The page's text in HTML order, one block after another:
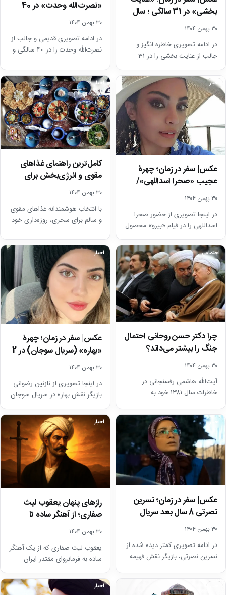
بخشی» در 31 سالگی ؛ سال
55
۳۰ بهمن ۱۴۰۴
در ادامه تصویری خاطره انگیز و
جالب از عنایت بخشی را در 31
سالگی و در نمایی از…
«نصرت‌الله وحدت» در 40
سالگی؛ اقای بازیگر در…۳۰ بهمن ۱۴۰۴
در ادامه تصویری قدیمی و جالب از
نصرت‌الله وحدت را در 40 سالگی و
اخبار
عکس| سفر در زمان؛ چهرۀ
عجیب «صحرا اسداللهی»/
وقتی خانم بازیگر مادر…۳۰ بهمن ۱۴۰۴
در اینجا تصویری از حضور صحرا
اسداللهی را در فیلم «بیرو» محصول
سال 1400 در نقش مادر علیرضا…
اخبار
کامل‌ترین راهنمای غذاهای
مقوی و انرژی‌بخش برای
سحری رمضان که نباید از…۳۰ بهمن ۱۴۰۴
با انتخاب هوشمندانه غذاهای مقوی
و سالم برای سحری، روزه‌داری خود
این…
اجتماعی
چرا دکتر حسن روحانی احتمال
جنگ را بیشتر می‌داند؟
۳۰ بهمن ۱۴۰۴
آیت‌الله هاشمی رفسنجانی در
خاطرات سال ۱۳۸۱ خود به
درباره افزایش احتمال وقوع جنگ…
اخبار
عکس| سفر در زمان؛ چهرۀ
«بهاره» (سریال سوجان) در 2
سالگی/ نازنین…۳۰ بهمن ۱۴۰۴
در اینجا تصویری از نازنین رضوانی
بازیگر نقش بهاره در سریال سوجان
را در سن 2 سالگی در…
اخبار
عکس| سفر در زمان؛ نسرین
نصرتی 8 سال بعد سریال
پایتخت 5…۳۰ بهمن ۱۴۰۴
در ادامه تصویری کمتر دیده شده از
نسرین نصرتی، بازیگر نقش فهیمه
اخبار
رازهای پنهان یعقوب لیث
صفاری؛ از آهنگر ساده تا
فرمانروای آزادی ایران۳۰ بهمن ۱۴۰۴
یعقوب لیث صفاری که از یک آهنگر
ساده به فرمانروای مقتدر ایران
تبدیل شد، با تلاش و اراده‌ای…
اخبار